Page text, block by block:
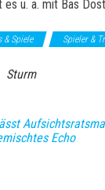
u. a. mit Bas
& Spiele Spieler &
Sturm
Echo